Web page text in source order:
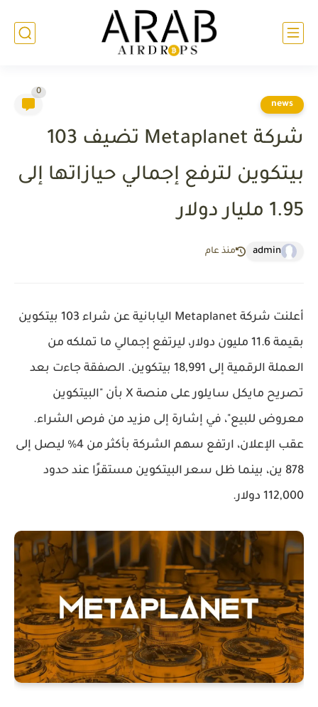
news
0
شركة Metaplanet تضيف 103
بيتكوين لترفع إجمالي حيازاتها إلى
1.95 مليار دولار
admin منذ عام
أعلنت شركة Metaplanet
اليابانية عن شراء 103 بيتكوين
بقيمة 11.6 مليون دولار، ليرتفع إجمالي ما تملكه من
العملة الرقمية إلى 18,991 بيتكوين. الصفقة جاءت بعد
تصريح مايكل سايلور
على منصة X بأن "البيتكوين
معروض للبيع"، في إشارة إلى مزيد من فرص الشراء.
عقب الإعلان، ارتفع سهم الشركة بأكثر من 4% ليصل إلى
878 ين، بينما ظل سعر البيتكوين مستقرًا عند حدود
112,000 دولار.